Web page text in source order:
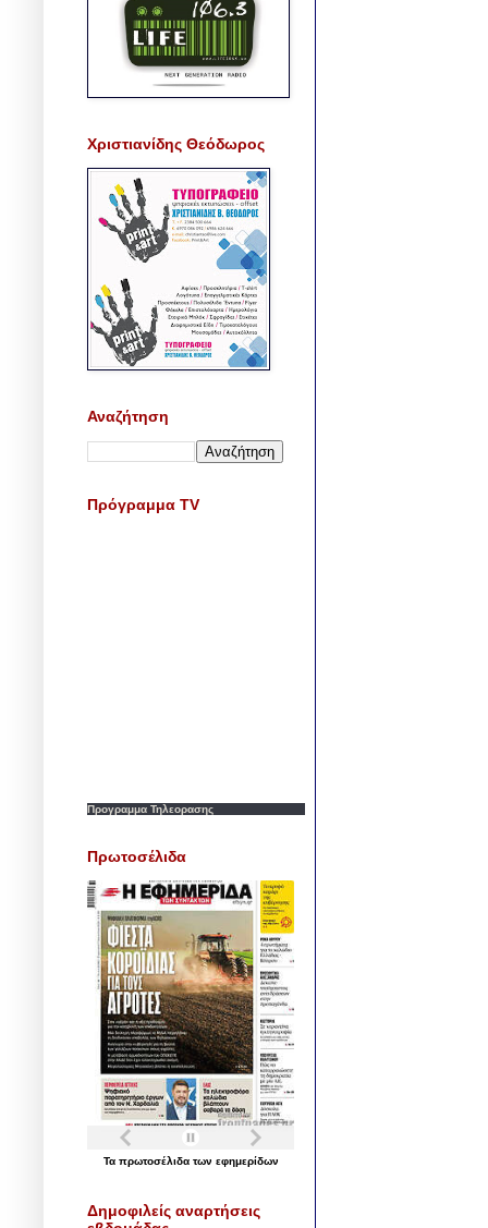
Χριστιανίδης Θεόδωρος
Αναζήτηση
Πρόγραμμα TV
Προγραμμα Τηλεορασης
Πρωτοσέλιδα
Τα πρωτοσέλιδα των εφημερίδων
Δημοφιλείς αναρτήσεις